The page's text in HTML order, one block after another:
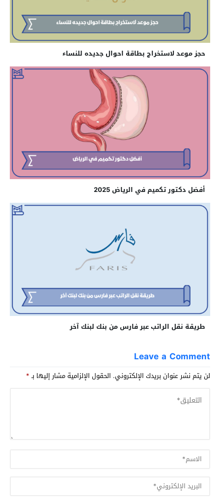
حجز موعد لاستخراج بطاقة احوال جديده للنساء
أفضل دكتور تكميم في الرياض 2025
طريقة نقل الراتب عبر فارس من بنك لبنك آخر
Leave a Comment
لن يتم نشر عنوان بريدك الإلكتروني. الحقول الإلزامية مشار إليها بـ*